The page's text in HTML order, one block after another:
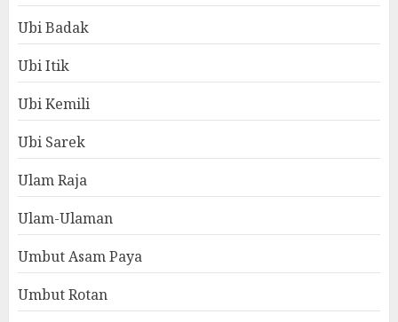
Ubi Badak
Ubi Itik
Ubi Kemili
Ubi Sarek
Ulam Raja
Ulam-Ulaman
Umbut Asam Paya
Umbut Rotan